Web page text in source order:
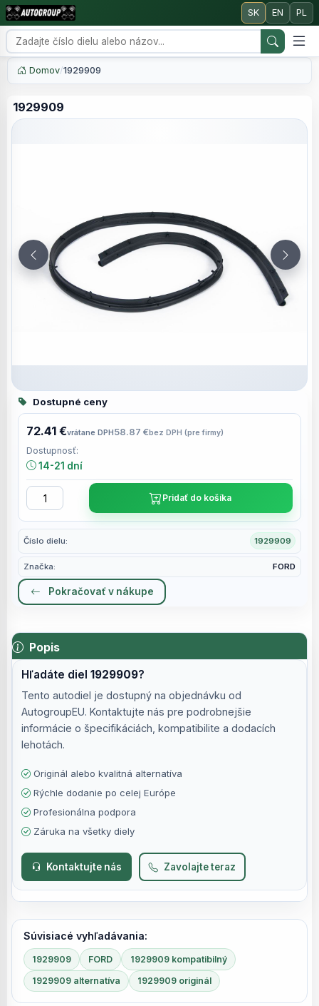
SK EN PL
Domov/1929909
1929909
Číslo dielu: 1929909
Značka: FORD
Dostupné ceny
72.41 €vrátane DPH58.87 €bez DPH (pre firmy)
Dostupnosť:
14-21 dní
Pridať do košíka
Pokračovať v nákupe
Popis
Hľadáte diel1929909?
Tento autodiel je dostupný na objednávku od
AutogroupEU. Kontaktujte nás pre podrobnejšie
informácie o špecifikáciách, kompatibilite a dodacích
lehotách.
Originál alebo kvalitná alternatíva
Rýchle dodanie po celej Európe
Profesionálna podpora
Záruka na všetky diely
Kontaktujte nás Zavolajte teraz
Súvisiacé vyhľadávania:
1929909 FORD 1929909 kompatibilný
1929909 alternatíva 1929909 originál